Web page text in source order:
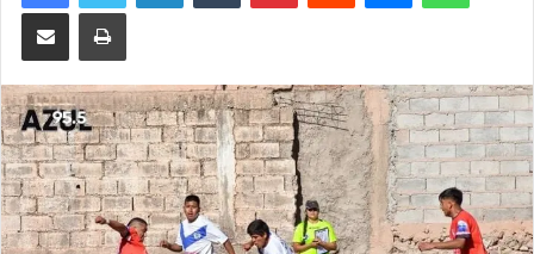
Compartir por correo electrónicoImprimir